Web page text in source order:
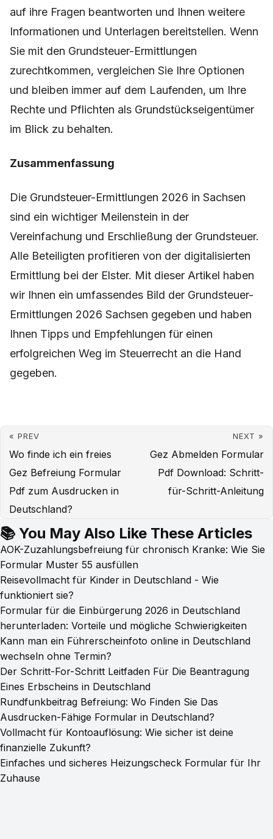
auf ihre Fragen beantworten und Ihnen weitere
Informationen und Unterlagen bereitstellen. Wenn
Sie mit den Grundsteuer-Ermittlungen
zurechtkommen, vergleichen Sie Ihre Optionen
und bleiben immer auf dem Laufenden, um Ihre
Rechte und Pflichten als Grundstückseigentümer
im Blick zu behalten.
Zusammenfassung
Die Grundsteuer-Ermittlungen 2026 in Sachsen
sind ein wichtiger Meilenstein in der
Vereinfachung und Erschließung der Grundsteuer.
Alle Beteiligten profitieren von der digitalisierten
Ermittlung bei der Elster. Mit dieser Artikel haben
wir Ihnen ein umfassendes Bild der Grundsteuer-
Ermittlungen 2026 Sachsen gegeben und haben
Ihnen Tipps und Empfehlungen für einen
erfolgreichen Weg im Steuerrecht an die Hand
gegeben.
« PREV
Wo finde ich ein freies
Gez Befreiung Formular
Pdf zum Ausdrucken in
Deutschland?
NEXT »
Gez Abmelden Formular
Pdf Download: Schritt-
für-Schritt-Anleitung
📚 You May Also Like These Articles
AOK-Zuzahlungsbefreiung für chronisch Kranke: Wie Sie
Formular Muster 55 ausfüllen
Reisevollmacht für Kinder in Deutschland - Wie
funktioniert sie?
Formular für die Einbürgerung 2026 in Deutschland
herunterladen: Vorteile und mögliche Schwierigkeiten
Kann man ein Führerscheinfoto online in Deutschland
wechseln ohne Termin?
Der Schritt-For-Schritt Leitfaden Für Die Beantragung
Eines Erbscheins in Deutschland
Rundfunkbeitrag Befreiung: Wo Finden Sie Das
Ausdrucken-Fähige Formular in Deutschland?
Vollmacht für Kontoauflösung: Wie sicher ist deine
finanzielle Zukunft?
Einfaches und sicheres Heizungscheck Formular für Ihr
Zuhause